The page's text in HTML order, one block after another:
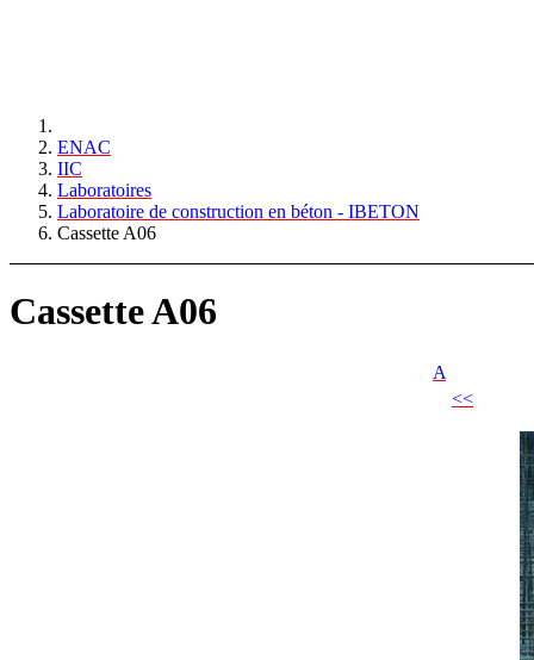
ENAC
IIC
Laboratoires
Laboratoire de construction en béton - IBETON
Cassette A06
Cassette A06
A
<<